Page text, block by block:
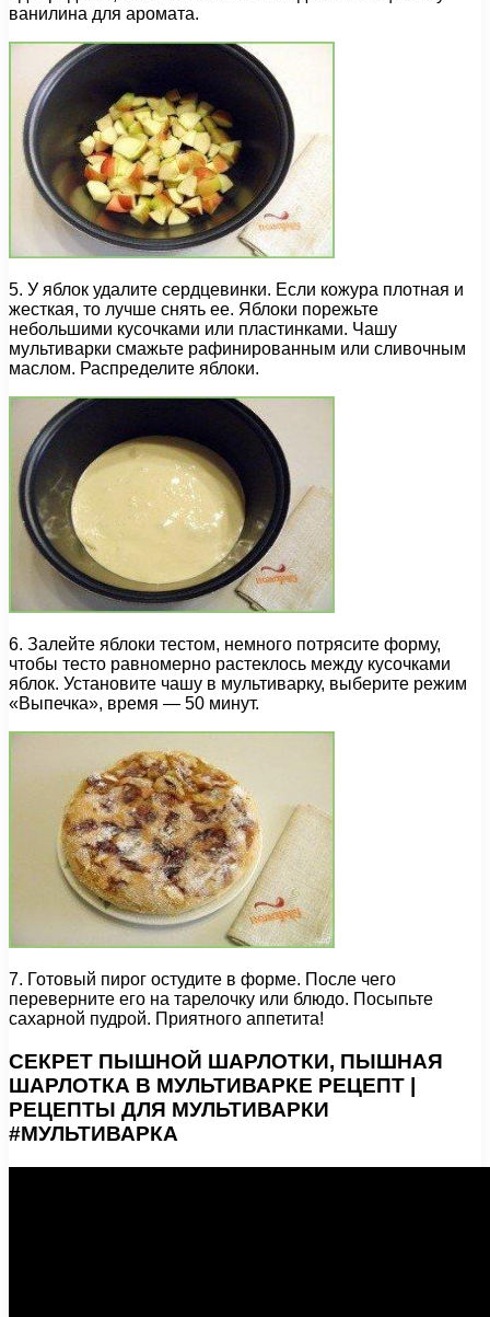
ванилина для аромата.
5. У яблок удалите сердцевинки. Если кожура плотная и
жесткая, то лучше снять ее. Яблоки порежьте
небольшими кусочками или пластинками. Чашу
мультиварки смажьте рафинированным или сливочным
маслом. Распределите яблоки.
6. Залейте яблоки тестом, немного потрясите форму,
чтобы тесто равномерно растеклось между кусочками
яблок. Установите чашу в мультиварку, выберите режим
«Выпечка», время — 50 минут.
7. Готовый пирог остудите в форме. После чего
переверните его на тарелочку или блюдо. Посыпьте
сахарной пудрой. Приятного аппетита!
СЕКРЕТ ПЫШНОЙ ШАРЛОТКИ, ПЫШНАЯ
ШАРЛОТКА В МУЛЬТИВАРКЕ РЕЦЕПТ |
РЕЦЕПТЫ ДЛЯ МУЛЬТИВАРКИ
#МУЛЬТИВАРКА